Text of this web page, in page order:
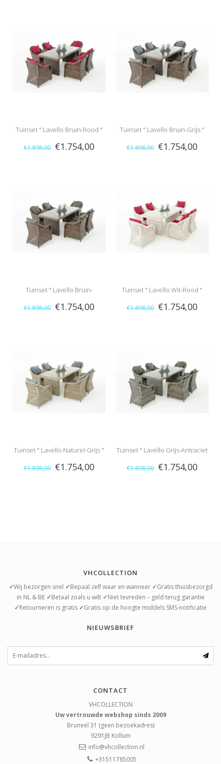
Tuinset " Lavello Bruin-Rood "
€1.898,00 €1.754,00
Tuinset " Lavello Bruin-Grijs "
€1.898,00 €1.754,00
Tuinset " Lavello Bruin-
Antraciet "
€1.898,00 €1.754,00
Tuinset " Lavello Wit-Rood "
€1.898,00 €1.754,00
Tuinset " Lavello Naturel-Grijs "
€1.898,00 €1.754,00
Tuinset " Lavello Grijs-Antraciet
"
€1.898,00 €1.754,00
VHCOLLECTION
✓Wij bezorgen snel ✓Bepaal zelf waar en wanneer ✓Gratis thuisbezorgd
in NL & BE ✓Betaal zoals u wilt ✓Niet tevreden – geld terug garantie
✓Retourneren is gratis ✓Gratis op de hoogte middels SMS-notificatie
NIEUWSBRIEF
CONTACT
VHCOLLECTION
Uw vertrouwde webshop sinds 2009
Bruneel 31 (geen bezoekadres)
9291JB Kollum
info@vhcollection.nl
+31511785005